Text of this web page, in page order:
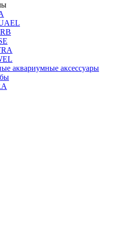
аквариумные аксессуары